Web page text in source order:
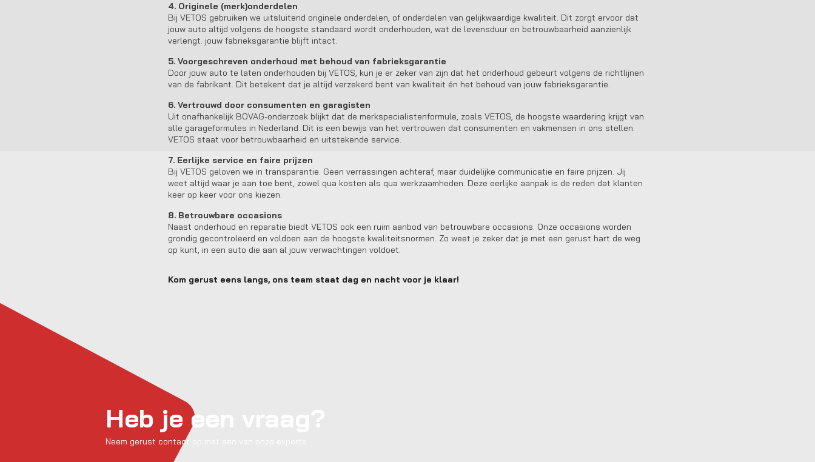
4. Originele (merk)onderdelen
Bij VETOS gebruiken we uitsluitend originele onderdelen, of onderdelen van gelijkwaardige kwaliteit. Dit zorgt ervoor dat
jouw auto altijd volgens de hoogste standaard wordt onderhouden, wat de levensduur en betrouwbaarheid aanzienlijk
verlengt. jouw fabrieksgarantie blijft intact.
5. Voorgeschreven onderhoud met behoud van fabrieksgarantie
Door jouw auto te laten onderhouden bij VETOS, kun je er zeker van zijn dat het onderhoud gebeurt volgens de richtlijnen
van de fabrikant. Dit betekent dat je altijd verzekerd bent van kwaliteit én het behoud van jouw fabrieksgarantie.
6. Vertrouwd door consumenten en garagisten
Uit onafhankelijk BOVAG-onderzoek blijkt dat de merkspecialistenformule, zoals VETOS, de hoogste waardering krijgt van
alle garageformules in Nederland. Dit is een bewijs van het vertrouwen dat consumenten en vakmensen in ons stellen.
VETOS staat voor betrouwbaarheid en uitstekende service.
7. Eerlijke service en faire prijzen
Bij VETOS geloven we in transparantie. Geen verrassingen achteraf, maar duidelijke communicatie en faire prijzen. Jij
weet altijd waar je aan toe bent, zowel qua kosten als qua werkzaamheden. Deze eerlijke aanpak is de reden dat klanten
keer op keer voor ons kiezen.
8. Betrouwbare occasions
Naast onderhoud en reparatie biedt VETOS ook een ruim aanbod van betrouwbare occasions. Onze occasions worden
grondig gecontroleerd en voldoen aan de hoogste kwaliteitsnormen. Zo weet je zeker dat je met een gerust hart de weg
op kunt, in een auto die aan al jouw verwachtingen voldoet.
Kom gerust eens langs, ons team staat dag en nacht voor je klaar!
Heb je een vraag?
Neem gerust contact op met een van onze experts.